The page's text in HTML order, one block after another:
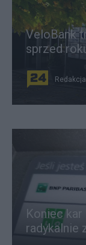
VeloBank
sprzed
Redakcja
Koniec kar
radykalnie